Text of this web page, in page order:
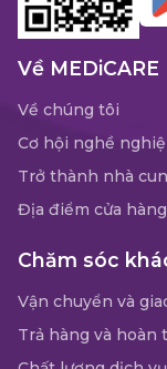
Về MEDiCARE
Về chúng tôi
Cơ hội nghề
Trở thành nhà
Địa điểm cửa hàng
Chăm sóc
Vận chuyển và
Trả hàng và hoàn